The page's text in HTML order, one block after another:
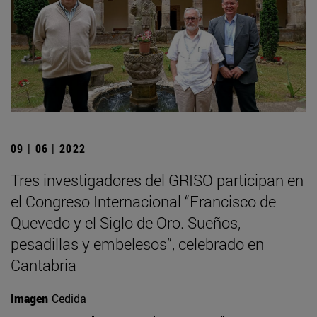
09 | 06 | 2022
Tres investigadores del GRISO participan en
el Congreso Internacional “Francisco de
Quevedo y el Siglo de Oro. Sueños,
pesadillas y embelesos”, celebrado en
Cantabria
Imagen Cedida